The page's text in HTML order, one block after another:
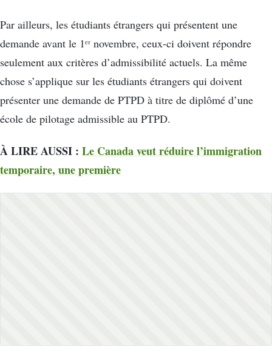
Par ailleurs, les étudiants étrangers qui présentent une
demande avant le 1ᵉʳ novembre, ceux-ci doivent répondre
seulement aux critères d’admissibilité actuels. La même
chose s’applique sur les étudiants étrangers qui doivent
présenter une demande de PTPD à titre de diplômé d’une
école de pilotage admissible au PTPD.
À LIRE AUSSI : Le Canada veut réduire l’immigration
temporaire, une première